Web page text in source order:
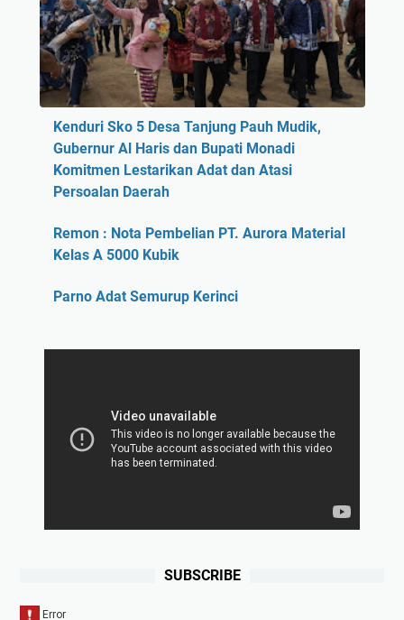
Kenduri Sko 5 Desa Tanjung Pauh Mudik,
Gubernur Al Haris dan Bupati Monadi
Komitmen Lestarikan Adat dan Atasi
Persoalan Daerah
Remon : Nota Pembelian PT. Aurora Material
Kelas A 5000 Kubik
Parno Adat Semurup Kerinci
SUBSCRIBE